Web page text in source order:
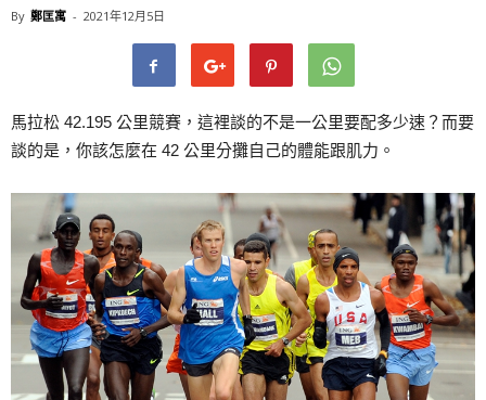
By 鄭匡寓 - 2021年12月5日
馬拉松 42.195 公里競賽，這裡談的不是一公里要配多少速？而要
談的是，你該怎麼在 42 公里分攤自己的體能跟肌力。